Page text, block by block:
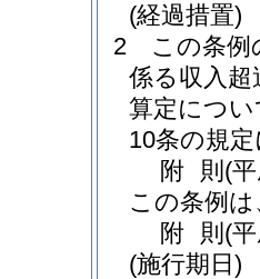
(経過措置)
2
この条例
係る収入
算定につ
10条の規
附 則 (
この条例
附 則 (
(施行期日)